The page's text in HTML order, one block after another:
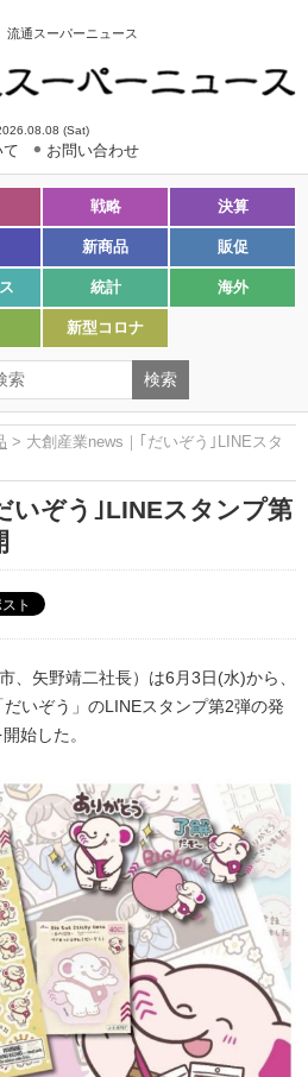
流通スーパーニュース
(Sat)
お問い合わせ
戦略 決算
新商品 販促
統計 海外
新型コロナ
> 大創産業news｜｢だいぞう｣LINEスタ
いぞう｣LINEスタンプ第
、矢野靖二社長）は6月3日(水)から、
いぞう」のLINEスタンプ第2弾の発
始した。